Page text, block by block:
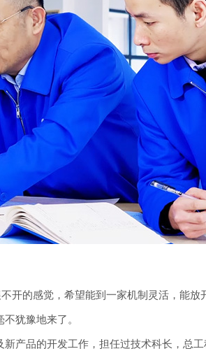
的感觉，希望能到一家机制灵活，能放
犹豫地来了。
产品的开发工作，担任过技术科长，总